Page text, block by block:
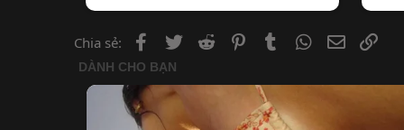
Chia sẻ: Facebook
Twitter Reddit PinterestTumblr WhatsApp
Email